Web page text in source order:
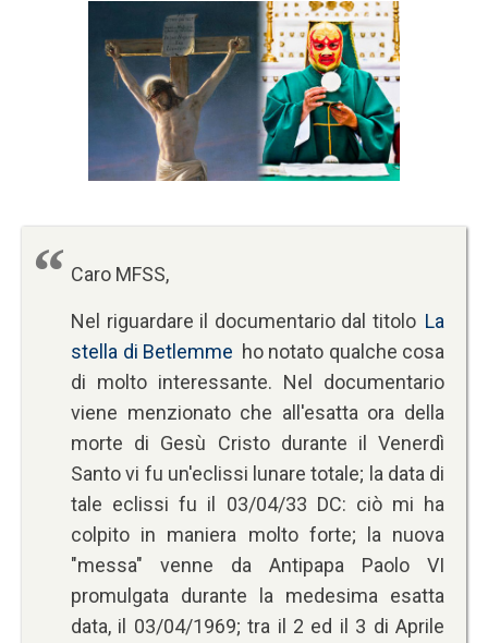
Caro MFSS,
Nel riguardare il documentario dal titolo La
stella di Betlemme ho notato qualche cosa
di molto interessante. Nel documentario
viene menzionato che all'esatta ora della
morte di Gesù Cristo durante il Venerdì
Santo vi fu un'eclissi lunare totale; la data di
tale eclissi fu il 03/04/33 DC: ciò mi ha
colpito in maniera molto forte; la nuova
"messa" venne da Antipapa Paolo VI
promulgata durante la medesima esatta
data, il 03/04/1969; tra il 2 ed il 3 di Aprile